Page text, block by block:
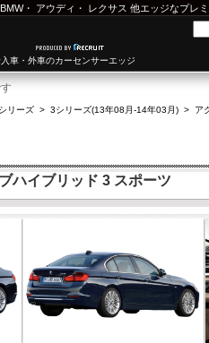
BMW・ アウディ ・ レクサス 他エッジなプレ
車・外車のカーセンサーエッジ
リーズ > 3シリーズ(13年08月-14年03月) > ア
ハイブリッド 3 スポーツ